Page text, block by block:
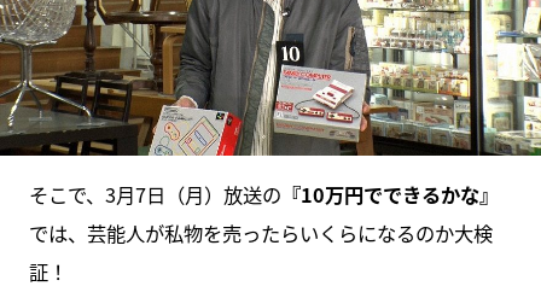
そこで、3月7日（月）放送の 『10万円でできるかな』
では、芸能人が私物を売ったらいくらになるのか大検
証！